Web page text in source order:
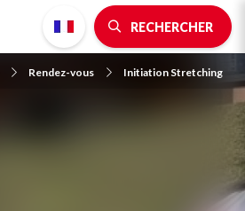
RECHERCHER
Rendez-vous Initiation Stretching